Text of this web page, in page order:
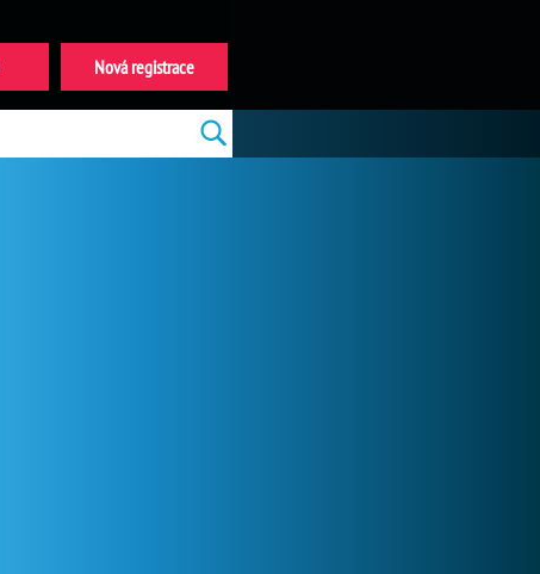
Nová registrace